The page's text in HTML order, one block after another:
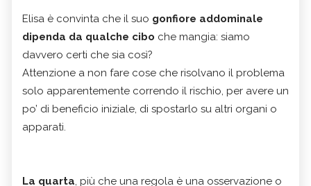
Elisa è convinta che il suo gonfiore addominale
dipenda da qualche cibo che mangia: siamo
davvero certi che sia così?
Attenzione a non fare cose che risolvano il problema
solo apparentemente correndo il rischio, per avere un
po’ di beneficio iniziale, di spostarlo su altri organi o
apparati.
La quarta, più che una regola è una osservazione o